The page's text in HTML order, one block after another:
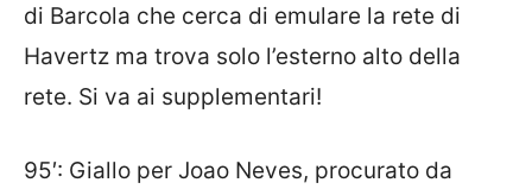
di Barcola che cerca di emulare la rete di
Havertz ma trova solo l’esterno alto della
rete. Si va ai supplementari!
95′: Giallo per Joao Neves, procurato da